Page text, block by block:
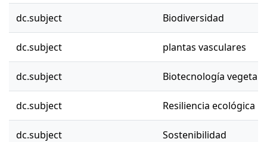
dc.subject Biodiversidad
dc.subject plantas vasculares
dc.subject Biotecnología vegetal
dc.subject Resiliencia ecológica
dc.subject Sostenibilidad